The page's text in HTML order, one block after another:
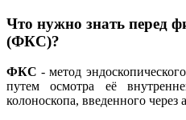
Что нужно знать перед
(ФКС)?
ФКС- метод
путем осмотра её
колоноскопа, введенного